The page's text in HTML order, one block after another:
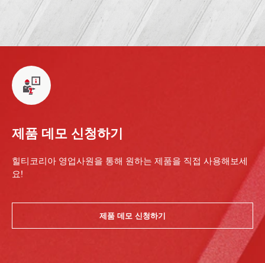
제품 데모 신청하기
힐티코리아 영업사원을 통해 원하는 제품을 직접 사용해보세
요!
제품 데모 신청하기